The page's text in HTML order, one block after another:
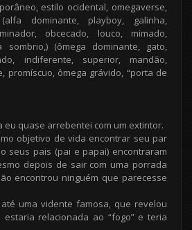
estilo ocidental, omegaverse,
dominante, playboy, galinha,
obcecado, louco, mimado,
sombrio,) (ômega dominante, gato,
indiferente, superior, mandão,
promíscuo, ômega grávido, “porta de
eu quase arrebentei com um extintor.
objetivo de vida encontrar seu par
seus pais (pai e papai) encontraram
depois de sair com uma porrada
encontrou ninguém que parecesse
uma vidente famosa, que revelou
relacionada ao “fogo” e teria